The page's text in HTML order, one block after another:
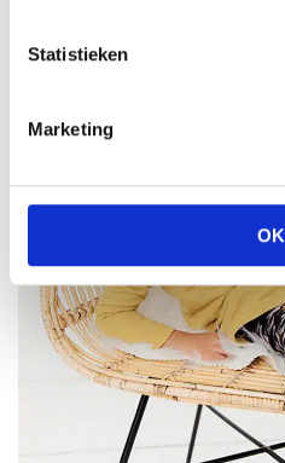
Statistieken
Marketing
OK